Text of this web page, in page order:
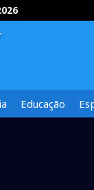
Educação